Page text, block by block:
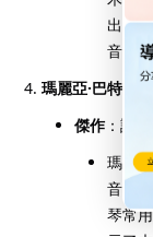
出了
音樂
瑪麗亞·巴特（
傑作：許多
瑪麗
音樂
琴常